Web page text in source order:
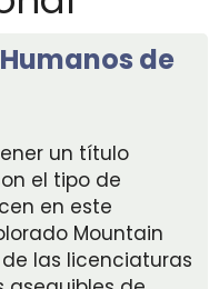
de
un título
el tipo de
en este
Mountain
las licenciaturas